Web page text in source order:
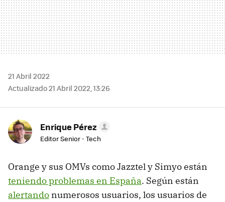
21 Abril 2022
Actualizado 21 Abril 2022, 13:26
Enrique Pérez
Editor Senior - Tech
Orange y sus OMVs como Jazztel y Simyo están
teniendo problemas en España. Según están
alertando numerosos usuarios, los usuarios de